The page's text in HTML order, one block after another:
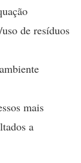
de resíduos
mais
a